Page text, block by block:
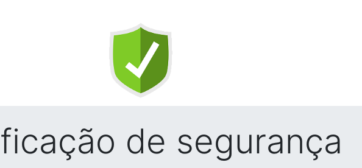
de segurança